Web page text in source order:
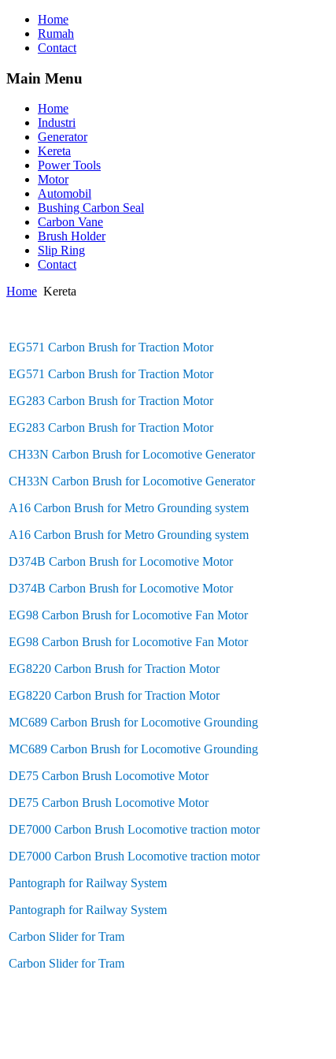
Home
Rumah
Contact
Main Menu
Home
Industri
Generator
Kereta
Power Tools
Motor
Automobil
Bushing Carbon Seal
Carbon Vane
Brush Holder
Slip Ring
Contact
Home Kereta
EG571 Carbon Brush for Traction Motor
EG571 Carbon Brush for Traction Motor
EG283 Carbon Brush for Traction Motor
EG283 Carbon Brush for Traction Motor
CH33N Carbon Brush for Locomotive Generator
CH33N Carbon Brush for Locomotive Generator
A16 Carbon Brush for Metro Grounding system
A16 Carbon Brush for Metro Grounding system
D374B Carbon Brush for Locomotive Motor
D374B Carbon Brush for Locomotive Motor
EG98 Carbon Brush for Locomotive Fan Motor
EG98 Carbon Brush for Locomotive Fan Motor
EG8220 Carbon Brush for Traction Motor
EG8220 Carbon Brush for Traction Motor
MC689 Carbon Brush for Locomotive Grounding
MC689 Carbon Brush for Locomotive Grounding
DE75 Carbon Brush Locomotive Motor
DE75 Carbon Brush Locomotive Motor
DE7000 Carbon Brush Locomotive traction motor
DE7000 Carbon Brush Locomotive traction motor
Pantograph for Railway System
Pantograph for Railway System
Carbon Slider for Tram
Carbon Slider for Tram